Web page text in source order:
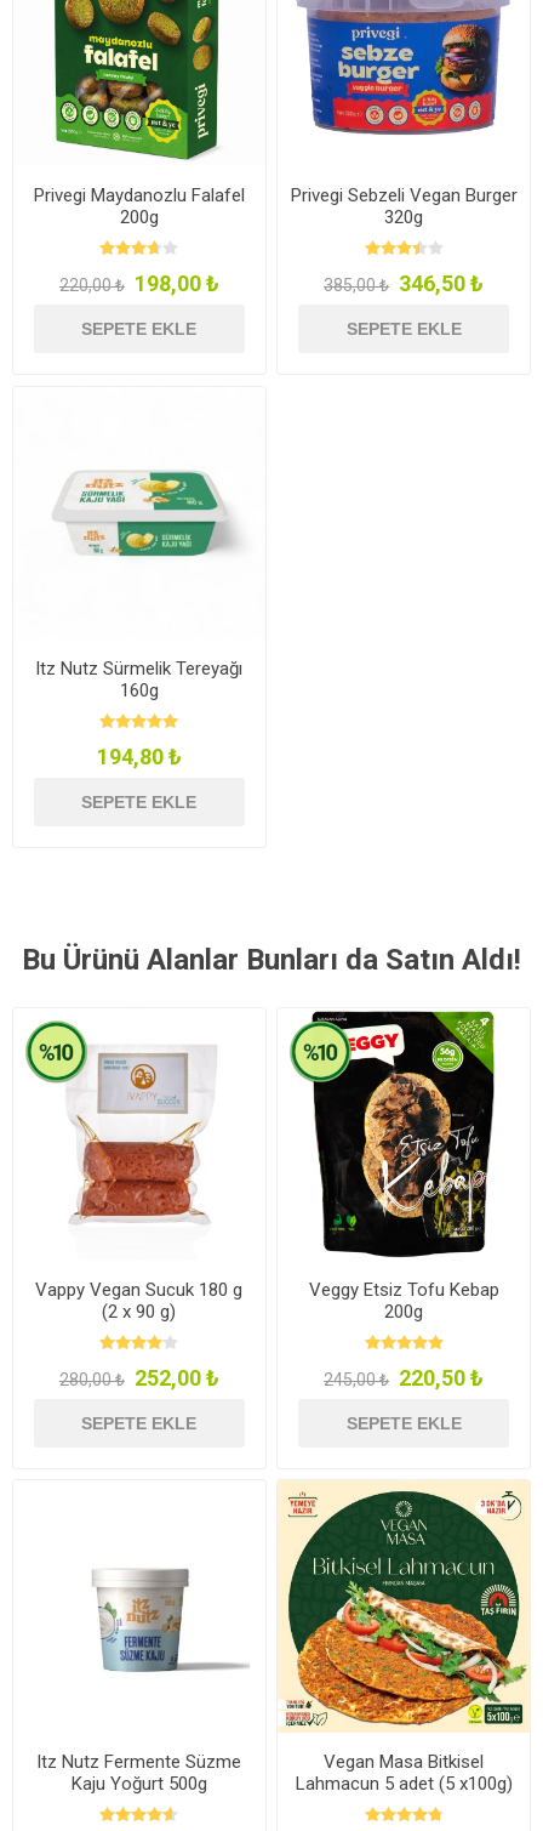
Privegi Maydanozlu Falafel
200g
220,00 ₺ 198,00 ₺
SEPETE EKLE
Privegi Sebzeli Vegan Burger
320g
385,00 ₺ 346,50 ₺
SEPETE EKLE
Itz Nutz Sürmelik Tereyağı
160g
194,80 ₺
SEPETE EKLE
Bu Ürünü Alanlar Bunları da Satın Aldı!
Vappy Vegan Sucuk 180 g
(2 x 90 g)
280,00 ₺ 252,00 ₺
SEPETE EKLE
Veggy Etsiz Tofu Kebap
200g
245,00 ₺ 220,50 ₺
SEPETE EKLE
Itz Nutz Fermente Süzme
Kaju Yoğurt 500g
Vegan Masa Bitkisel
Lahmacun 5 adet (5 x100g)